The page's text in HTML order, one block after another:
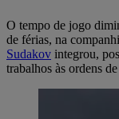
O tempo de jogo
de férias, na
Sudakov integrou,
trabalhos às ordens de